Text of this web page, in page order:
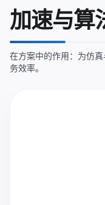
加速与算
在方案中的作用：为仿
务效率。